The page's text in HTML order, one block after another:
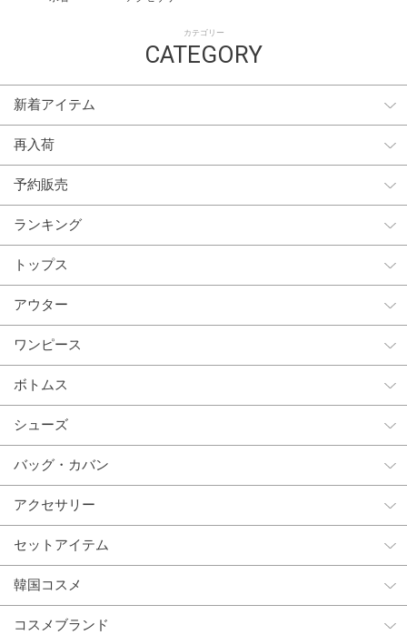
カテゴリー
CATEGORY
新着アイテム
再入荷
予約販売
ランキング
トップス
アウター
ワンピース
ボトムス
シューズ
バッグ・カバン
アクセサリー
セットアイテム
韓国コスメ
コスメブランド